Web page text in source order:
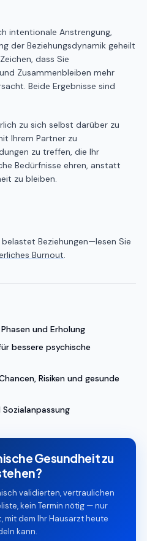
intentionale Anstrengung,
der Beziehungsdynamik geheilt
dass Sie
Zusammenbleiben mehr
Beide Ergebnisse sind
zu sich selbst darüber zu
Ihrem Partner zu
zu treffen, die Ihr
Bedürfnisse ehren, anstatt
zu bleiben.
Beziehungen—lesen Sie
Burnout.
und Erholung
bessere psychische
Risiken und gesunde
Gesundheit zu
validierten, vertraulichen
kein Termin nötig — nur
mit dem Ihr Hausarzt heute
kann.